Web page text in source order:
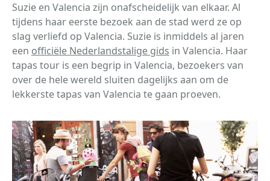
Suzie en Valencia zijn onafscheidelijk van elkaar. Al
tijdens haar eerste bezoek aan de stad werd ze op
slag verliefd op Valencia. Suzie is inmiddels al jaren
een officiële Nederlandstalige gids in Valencia. Haar
tapas tour is een begrip in Valencia, bezoekers van
over de hele wereld sluiten dagelijks aan om de
lekkerste tapas van Valencia te gaan proeven.